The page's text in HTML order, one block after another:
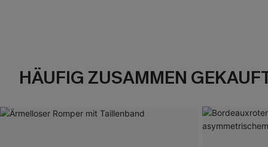
HÄUFIG ZUSAMMEN